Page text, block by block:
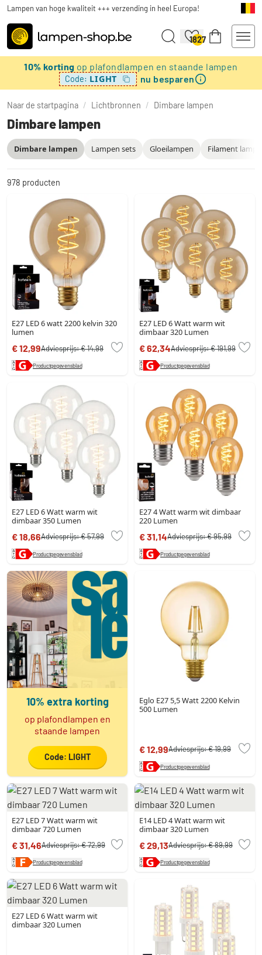
Lampen van hoge kwaliteit +++ verzending in heel Europa!
1827
10% korting op plafondlampen en staande lampen
Code: LIGHT nu besparen
Naar de startpagina / Lichtbronnen / Dimbare lampen
Dimbare lampen
Lampen sets Gloeilampen
Dimbare lampen Filament
978 producten
E27 LED 6 watt 2200 kelvin 320
lumen
€ 12,99Adviesprijs:€ 14,99
Productgegevensblad
E27 LED 6 Watt warm wit
dimbaar 320 Lumen
€ 62,34Adviesprijs:€ 191,99
Productgegevensblad
E27 LED 6 Watt warm wit
dimbaar 350 Lumen
€ 18,66Adviesprijs:€ 57,99
Productgegevensblad
E27 4 Watt warm wit dimbaar
220 Lumen
€ 31,14Adviesprijs:€ 95,99
Productgegevensblad
10% extra korting
op plafondlampen en
staande lampen
Code: LIGHT
Eglo E27 5,5 Watt 2200 Kelvin
500 Lumen
€ 12,99Adviesprijs:€ 19,99
Productgegevensblad
E27 LED 7 Watt warm wit
dimbaar 720 Lumen
€ 31,46Adviesprijs:€ 72,99
Productgegevensblad
E14 LED 4 Watt warm wit
dimbaar 320 Lumen
€ 29,13Adviesprijs:€ 89,99
Productgegevensblad
E27 LED 6 Watt warm wit
dimbaar 320 Lumen